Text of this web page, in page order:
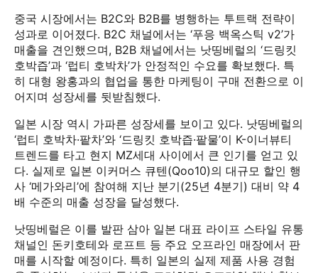
중국 시장에서는 B2C와 B2B를 병행하는 투트랙 전략이
성과로 이어졌다. B2C 채널에서는 ‘푸응 백옥스틱 v2’가
매출을 견인했으며, B2B 채널에서는 낫띵베럴의 ‘드링킷
호박즙’과 ‘럽티 호박차’가 안정적인 수요를 확보했다. 특
히 대형 왕홍과의 협업을 통한 마케팅이 구매 전환으로 이
어지며 성장세를 뒷받침했다.
일본 시장 역시 가파른 성장세를 보이고 있다. 낫띵베럴의
‘럽티 호박차·팥차’와 ‘드링킷 호박즙·팥물’이 K-이너뷰티
트렌드를 타고 현지 MZ세대 사이에서 큰 인기를 얻고 있
다. 실제로 일본 이커머스 큐텐(Qoo10)의 대규모 할인 행
사 ‘메가와리’에 참여해 지난 분기(25년 4분기) 대비 약 4
배 수준의 매출 성장을 달성했다.
낫띵베럴은 이를 발판 삼아 일본 대표 라이프 스타일 유통
채널인 돈키호테와 로프트 등 주요 오프라인 매장에서 판
매를 시작할 예정이다. 특히 일본의 실제 제품 사용 경험